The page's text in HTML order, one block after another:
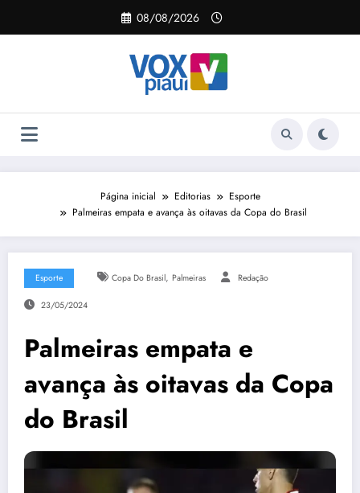
o
08/08/2026
Página inicial Editorias
Esporte
Palmeiras empata e avança às oitavas da Copa do Brasil
Esporte Copa Do Brasil, Palmeiras Redação
23/05/2024
Palmeiras empata e
avança às oitavas da Copa
do Brasil